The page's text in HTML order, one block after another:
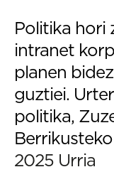
Politika hori
intranet
planen
guztiei.
politika,
2025 Urria